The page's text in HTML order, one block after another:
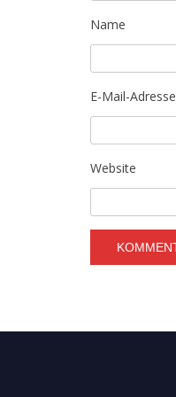
Name
E-Mail-Adresse
Website